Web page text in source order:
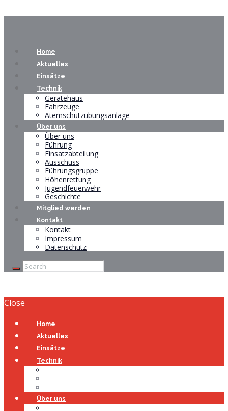
Home
Aktuelles
Einsätze
Technik
Gerätehaus
Fahrzeuge
Atemschutzübungsanlage
Über uns
Über uns
Führung
Einsatzabteilung
Ausschuss
Führungsgruppe
Höhenrettung
Jugendfeuerwehr
Geschichte
Mitglied werden
Kontakt
Kontakt
Impressum
Datenschutz
Close
Home
Aktuelles
Einsätze
Technik
Über uns